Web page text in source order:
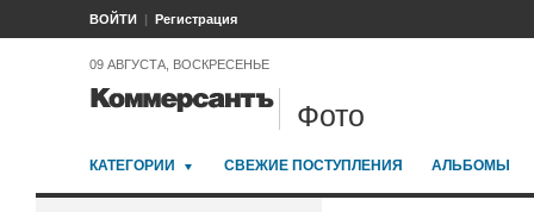
ВОЙТИ Регистрация
09 АВГУСТА, ВОСКРЕСЕНЬЕ
Фото
КАТЕГОРИИ СВЕЖИЕ ПОСТУПЛЕНИЯ АЛЬБОМЫ